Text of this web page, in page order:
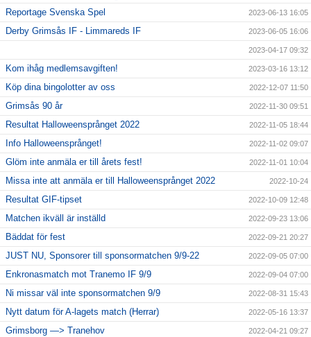
Reportage Svenska Spel 2023-06-13 16:05
Derby Grimsås IF - Limmareds IF 2023-06-05 16:06
2023-04-17 09:32
Kom ihåg medlemsavgiften! 2023-03-16 13:12
Köp dina bingolotter av oss 2022-12-07 11:50
Grimsås 90 år 2022-11-30 09:51
Resultat Halloweensprånget 2022 2022-11-05 18:44
Info Halloweensprånget! 2022-11-02 09:07
Glöm inte anmäla er till årets fest! 2022-11-01 10:04
Missa inte att anmäla er till Halloweensprånget 2022 2022-10-24
Resultat GIF-tipset 2022-10-09 12:48
Matchen ikväll är inställd 2022-09-23 13:06
Bäddat för fest 2022-09-21 20:27
JUST NU, Sponsorer till sponsormatchen 9/9-22 2022-09-05 07:00
Enkronasmatch mot Tranemo IF 9/9 2022-09-04 07:00
Ni missar väl inte sponsormatchen 9/9 2022-08-31 15:43
Nytt datum för A-lagets match (Herrar) 2022-05-16 13:37
Grimsborg —> Tranehov 2022-04-21 09:27